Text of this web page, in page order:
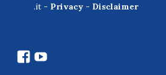
.it - Privacy - Disclaimer
facebookYoutube